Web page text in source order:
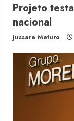
Projeto
nacional
Jussara Maturo